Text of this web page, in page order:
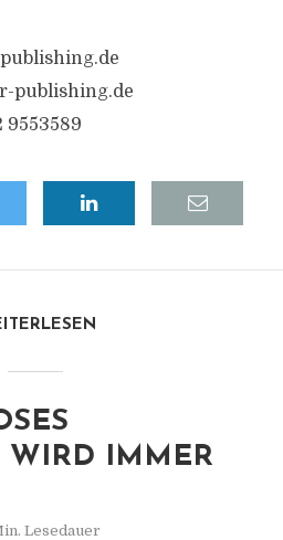
publishing.de
9553589
WIRD IMMER
Lesedauer